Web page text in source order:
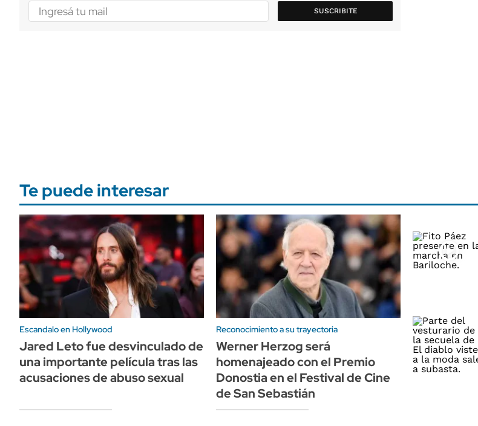
SUSCRIBITE
Te puede interesar
Escandalo en Hollywood
Jared Leto fue desvinculado de
una importante película tras las
acusaciones de abuso sexual
Reconocimiento a su trayectoria
Werner Herzog será
homenajeado con el Premio
Donostia en el Festival de Cine
de San Sebastián